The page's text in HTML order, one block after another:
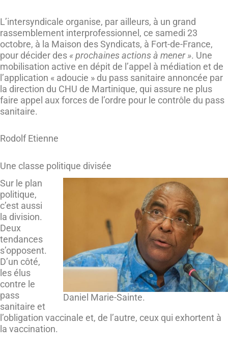
L’intersyndicale organise, par ailleurs, à un grand
rassemblement interprofessionnel, ce samedi 23
octobre, à la Maison des Syndicats, à Fort-de-France,
pour décider des « prochaines actions à mener ». Une
mobilisation active en dépit de l’appel à médiation et de
l’application « adoucie » du pass sanitaire annoncée par
la direction du CHU de Martinique, qui assure ne plus
faire appel aux forces de l’ordre pour le contrôle du pass
sanitaire.
Rodolf Etienne
Une classe politique divisée
Daniel Marie-Sainte.
Sur le plan
politique,
c’est aussi
la division.
Deux
tendances
s’opposent.
D’un côté,
les élus
contre le
pass
sanitaire et
l’obligation vaccinale et, de l’autre, ceux qui exhortent à
la vaccination.